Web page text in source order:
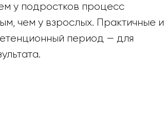
у подростков процесс
чем у взрослых. Практичные и
период — для